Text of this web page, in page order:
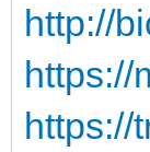
http://
https://
https://